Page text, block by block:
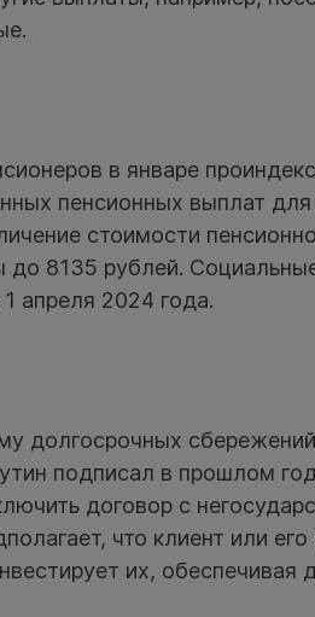
в январе
пенсионных выплат
стоимости
до 8135 рублей.
апреля 2024 года.
долгосрочных
подписал в прошлом
договор с
что клиент или его
их, обеспечивая